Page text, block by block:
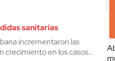
sanitarias
incrementaron las
crecimiento en los casos…